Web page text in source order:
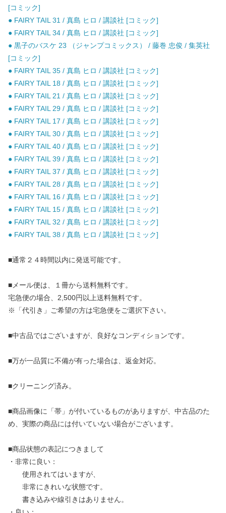
[コミック]
● FAIRY TAIL 31 / 真島 ヒロ / 講談社 [コミック]
● FAIRY TAIL 34 / 真島 ヒロ / 講談社 [コミック]
● 黒子のバスケ 23 （ジャンプコミックス） / 藤巻 忠俊 / 集英社
[コミック]
● FAIRY TAIL 35 / 真島 ヒロ / 講談社 [コミック]
● FAIRY TAIL 18 / 真島 ヒロ / 講談社 [コミック]
● FAIRY TAIL 21 / 真島 ヒロ / 講談社 [コミック]
● FAIRY TAIL 29 / 真島 ヒロ / 講談社 [コミック]
● FAIRY TAIL 17 / 真島 ヒロ / 講談社 [コミック]
● FAIRY TAIL 30 / 真島 ヒロ / 講談社 [コミック]
● FAIRY TAIL 40 / 真島 ヒロ / 講談社 [コミック]
● FAIRY TAIL 39 / 真島 ヒロ / 講談社 [コミック]
● FAIRY TAIL 37 / 真島 ヒロ / 講談社 [コミック]
● FAIRY TAIL 28 / 真島 ヒロ / 講談社 [コミック]
● FAIRY TAIL 16 / 真島 ヒロ / 講談社 [コミック]
● FAIRY TAIL 15 / 真島 ヒロ / 講談社 [コミック]
● FAIRY TAIL 32 / 真島 ヒロ / 講談社 [コミック]
● FAIRY TAIL 38 / 真島 ヒロ / 講談社 [コミック]
■通常２４時間以内に発送可能です。
■メール便は、１冊から送料無料です。
宅急便の場合、2,500円以上送料無料です。
※「代引き」ご希望の方は宅急便をご選択下さい。
■中古品ではございますが、良好なコンディションです。
■万が一品質に不備が有った場合は、返金対応。
■クリーニング済み。
■商品画像に「帯」が付いているものがありますが、中古品のた
め、実際の商品には付いていない場合がございます。
■商品状態の表記につきまして
・非常に良い：
使用されてはいますが、
非常にきれいな状態です。
書き込みや線引きはありません。